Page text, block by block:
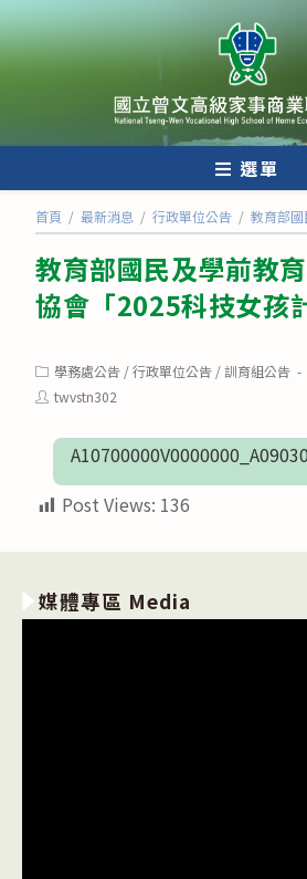
跳
轉
至
內
選單
首頁 / 最新消息 / 行政單位公告 / 教育部
教育部國民及學前教
協會「2025科技女孩
Post
category:
學務處公告 /行政單位公告 /訓育組公告
Posttwvstn302
Post Views: 136
媒體專區 Media